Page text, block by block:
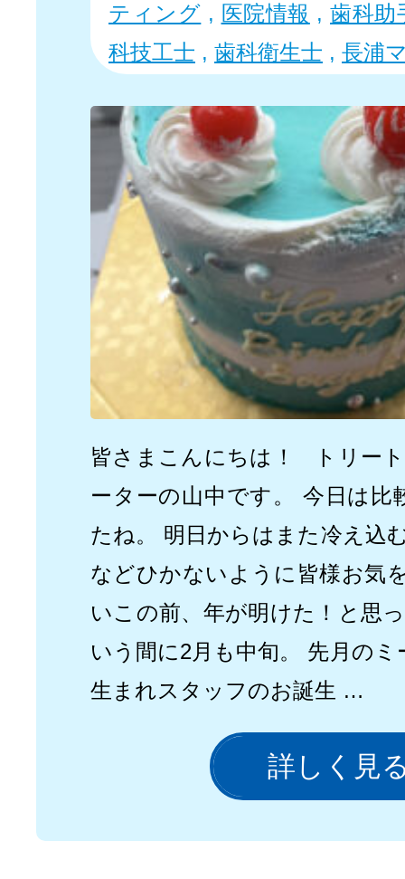
ティング , 医院情報 ,歯科助
科技工士 , 歯科衛生士 , 長浦
皆さまこんにちは！ トリー
ーターの山中です。 今日は比
たね。 明日からはまた冷え込
などひかないように皆様お気
いこの前、年が明けた！と思
いう間に2月も中旬。 先月の
生まれスタッフのお誕生 …
詳しく見